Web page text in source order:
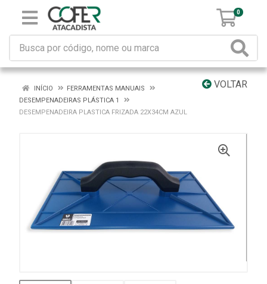
0
VOLTAR
INÍCIO
FERRAMENTAS MANUAIS
DESEMPENADEIRAS PLÁSTICA 1
DESEMPENADEIRA PLASTICA FRIZADA 22X34CM AZUL